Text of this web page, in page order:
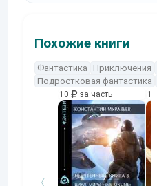
Похожие книги
Фантастика Приключения
Подростковая фантастика
10 за часть 10